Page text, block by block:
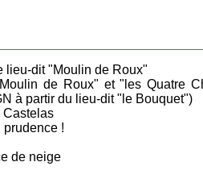
lieu-dit "Moulin de Roux"
de Roux" et "les Quatre
à partir du lieu-dit "le Bouquet")
Castelas
prudence !
de neige